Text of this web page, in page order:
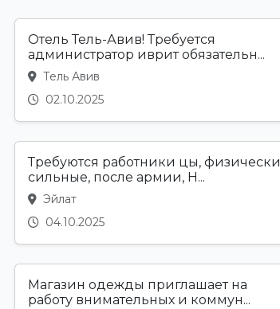
Отель Тель-Авив! Требуется
администратор иврит обязательн...
Тель Авив
02.10.2025
Требуются работники цы, физически
сильные, после армии, Н...
Эйлат
04.10.2025
Магазин одежды приглашает на
работу внимательных и коммун...